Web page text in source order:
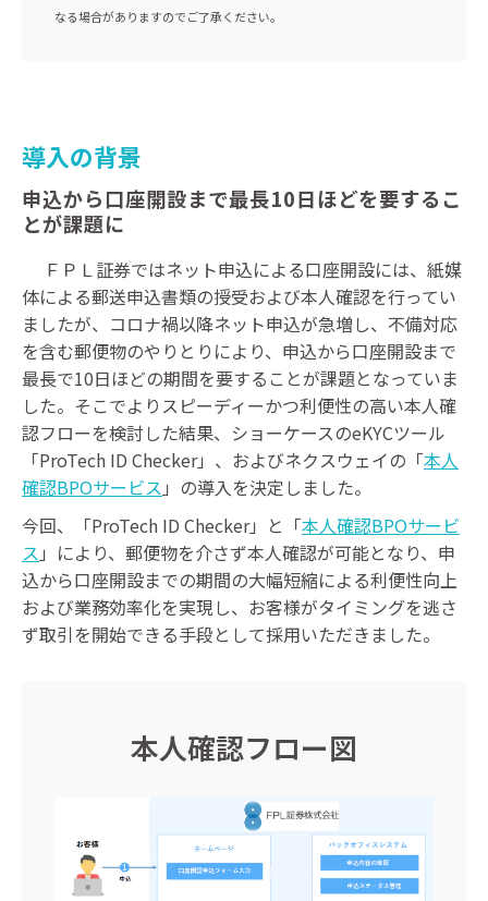
なる場合がありますのでご了承ください。
導入の背景
申込から口座開設まで最長10日ほどを要するこ
とが課題に
ＦＰＬ証券ではネット申込による口座開設には、紙媒
体による郵送申込書類の授受および本人確認を行ってい
ましたが、コロナ禍以降ネット申込が急増し、不備対応
を含む郵便物のやりとりにより、申込から口座開設まで
最長で10日ほどの期間を要することが課題となっていま
した。そこでよりスピーディーかつ利便性の高い本人確
認フローを検討した結果、ショーケースのeKYCツール
「ProTech ID Checker」、およびネクスウェイの「本人
確認BPOサービス 」の導入を決定しました。
今回、「ProTech ID Checker」と「本人確認BPOサービ
ス 」により、郵便物を介さず本人確認が可能となり、申
込から口座開設までの期間の大幅短縮による利便性向上
および業務効率化を実現し、お客様がタイミングを逃さ
ず取引を開始できる手段として採用いただきました。
本人確認フロー図